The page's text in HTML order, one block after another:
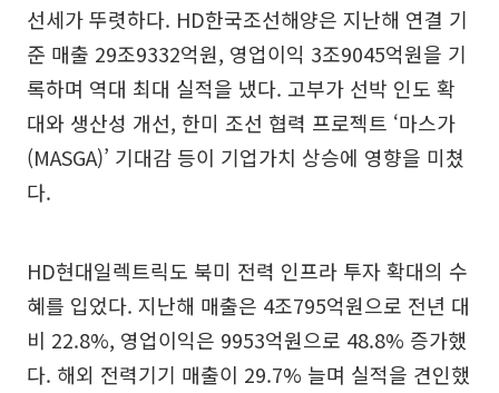
선세가 뚜렷하다. HD한국조선해양은 지난해 연결 기
준 매출 29조9332억원, 영업이익 3조9045억원을 기
록하며 역대 최대 실적을 냈다. 고부가 선박 인도 확
대와 생산성 개선, 한미 조선 협력 프로젝트 ‘마스가
(MASGA)’ 기대감 등이 기업가치 상승에 영향을 미쳤
다.
HD현대일렉트릭도 북미 전력 인프라 투자 확대의 수
혜를 입었다. 지난해 매출은 4조795억원으로 전년 대
비 22.8%, 영업이익은 9953억원으로 48.8% 증가했
다. 해외 전력기기 매출이 29.7% 늘며 실적을 견인했